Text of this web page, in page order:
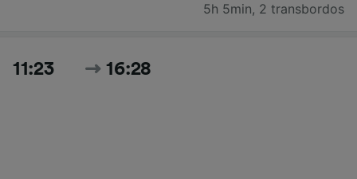
5h 5min, 2 transbordos
11:23 16:28